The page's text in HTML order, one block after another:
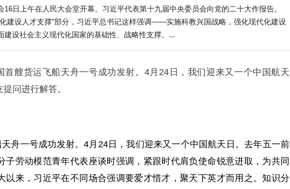
日上午在人民大会堂开幕。习近平代表第十九届中央委员会向党的二十大作报告。
建设人才支撑”部分，习近平总书记这样强调——实施科教兴国战略，强化现代化建设
建设社会主义现代化国家的基础性、战略性支撑。...
艘货运飞船天舟一号成功发射。4月24日，我们迎来又一个中国航天
问进行解答。
一号成功发射。4月24日，我们迎来又一个中国航天日。去年五一前
子劳动模范青年代表座谈时强调，紧跟时代肩负使命锐意进取，为共同
以来，习近平在不同场合强调要爱才惜才，聚天下英才而用之。知识分